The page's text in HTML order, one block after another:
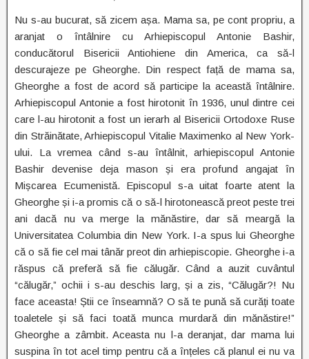
Nu s-au bucurat, să zicem așa. Mama sa, pe cont propriu, a
aranjat o întâlnire cu Arhiepiscopul Antonie Bashir,
conducătorul Bisericii Antiohiene din America, ca să-l
descurajeze pe Gheorghe. Din respect față de mama sa,
Gheorghe a fost de acord să participe la această întâlnire.
Arhiepiscopul Antonie a fost hirotonit în 1936, unul dintre cei
care l-au hirotonit a fost un ierarh al Bisericii Ortodoxe Ruse
din Străinătate, Arhiepiscopul Vitalie Maximenko al New York-
ului. La vremea când s-au întâlnit, arhiepiscopul Antonie
Bashir devenise deja mason și era profund angajat în
Mișcarea Ecumenistă. Episcopul s-a uitat foarte atent la
Gheorghe și i-a promis că o să-l hirotonească preot peste trei
ani dacă nu va merge la mănăstire, dar să meargă la
Universitatea Columbia din New York. I-a spus lui Gheorghe
că o să fie cel mai tânăr preot din arhiepiscopie. Gheorghe i-a
răspus că preferă să fie călugăr. Când a auzit cuvântul
“călugăr,” ochii i s-au deschis larg, și a zis, “Călugăr?! Nu
face aceasta! Știi ce înseamnă? O să te pună să curăți toate
toaletele și să faci toată munca murdară din mănăstire!”
Gheorghe a zâmbit. Aceasta nu l-a deranjat, dar mama lui
suspina în tot acel timp pentru că a înțeles că planul ei nu va